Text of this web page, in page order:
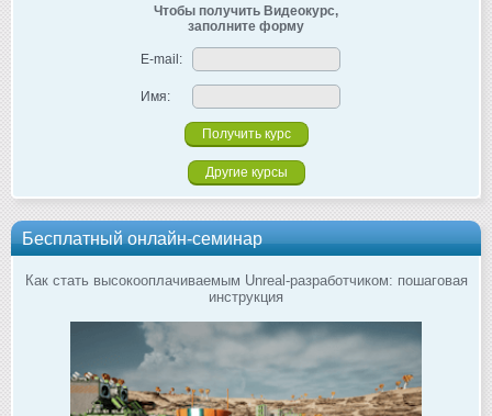
Чтобы получить Видеокурс,
заполните форму
E-mail:
Имя:
Другие курсы
Бесплатный онлайн-семинар
Как стать высокооплачиваемым Unreal-разработчиком: пошаговая
инструкция